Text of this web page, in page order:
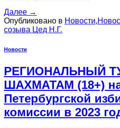
Далее →
Опубликовано в Новости,
созыва Цед Н.Г.
Новости
РЕГИОНАЛЬНЫЙ
ШАХМАТАМ (18+)
Петербургской
комиссии в 2023